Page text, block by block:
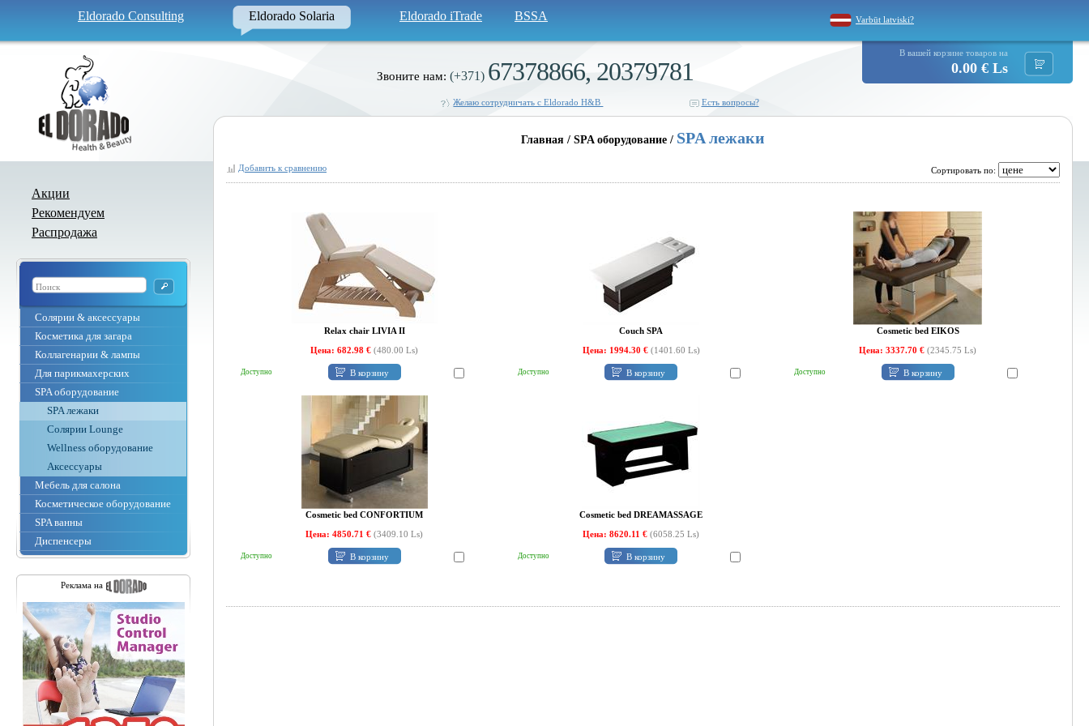
Eldorado Consulting Eldorado Solaria Eldorado iTrade BSSA Varbūt latviski?
Акции
Рекомендуем
Распродажа
Солярии & аксессуары
Косметика для загара
Коллагенарии & лампы
Для парикмахерских
SPA оборудование
SPA лежаки
Солярии Lounge
Wellness оборудование
Аксессуары
Мебель для салона
Косметическое оборудование
SPA ванны
Диспенсеры
Реклама на
В вашей корзине товаров на
0.00 € Ls
Звоните нам: (+371) 67378866, 20379781
Желаю сотрудничать с Eldorado H&B Есть вопросы?
Главная / SPA оборудование / SPA лежаки
Сортировать по:
Добавить к сравнению
Relax chair LIVIA II
Цена: 682.98 €(480.00 Ls)
Доступно В корзину
Couch SPA
Цена: 1994.30 € (1401.60 Ls)
Доступно В корзину
Cosmetic bed EIKOS
Цена: 3337.70 €(2345.75 Ls)
Доступно В корзину
Cosmetic bed CONFORTIUM
Цена: 4850.71 €(3409.10 Ls)
Доступно В корзину
Cosmetic bed DREAMASSAGE
Цена: 8620.11 €(6058.25 Ls)
Доступно В корзину